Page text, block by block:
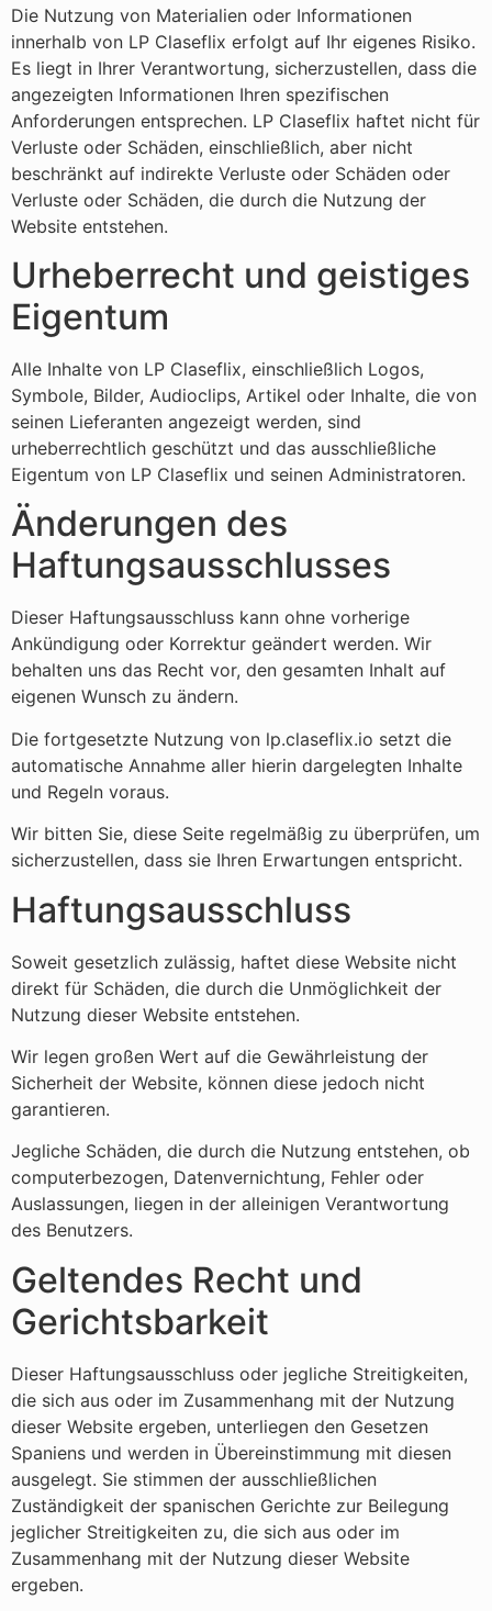
Die Nutzung von Materialien oder Informationen
innerhalb von LP Claseflix erfolgt auf Ihr eigenes Risiko.
Es liegt in Ihrer Verantwortung, sicherzustellen, dass die
angezeigten Informationen Ihren spezifischen
Anforderungen entsprechen. LP Claseflix haftet nicht für
Verluste oder Schäden, einschließlich, aber nicht
beschränkt auf indirekte Verluste oder Schäden oder
Verluste oder Schäden, die durch die Nutzung der
Website entstehen.
Urheberrecht und geistiges
Eigentum
Alle Inhalte von LP Claseflix, einschließlich Logos,
Symbole, Bilder, Audioclips, Artikel oder Inhalte, die von
seinen Lieferanten angezeigt werden, sind
urheberrechtlich geschützt und das ausschließliche
Eigentum von LP Claseflix und seinen Administratoren.
Änderungen des
Haftungsausschlusses
Dieser Haftungsausschluss kann ohne vorherige
Ankündigung oder Korrektur geändert werden. Wir
behalten uns das Recht vor, den gesamten Inhalt auf
eigenen Wunsch zu ändern.
Die fortgesetzte Nutzung von lp.claseflix.io setzt die
automatische Annahme aller hierin dargelegten Inhalte
und Regeln voraus.
Wir bitten Sie, diese Seite regelmäßig zu überprüfen, um
sicherzustellen, dass sie Ihren Erwartungen entspricht.
Haftungsausschluss
Soweit gesetzlich zulässig, haftet diese Website nicht
direkt für Schäden, die durch die Unmöglichkeit der
Nutzung dieser Website entstehen.
Wir legen großen Wert auf die Gewährleistung der
Sicherheit der Website, können diese jedoch nicht
garantieren.
Jegliche Schäden, die durch die Nutzung entstehen, ob
computerbezogen, Datenvernichtung, Fehler oder
Auslassungen, liegen in der alleinigen Verantwortung
des Benutzers.
Geltendes Recht und
Gerichtsbarkeit
Dieser Haftungsausschluss oder jegliche Streitigkeiten,
die sich aus oder im Zusammenhang mit der Nutzung
dieser Website ergeben, unterliegen den Gesetzen
Spaniens und werden in Übereinstimmung mit diesen
ausgelegt. Sie stimmen der ausschließlichen
Zuständigkeit der spanischen Gerichte zur Beilegung
jeglicher Streitigkeiten zu, die sich aus oder im
Zusammenhang mit der Nutzung dieser Website
ergeben.